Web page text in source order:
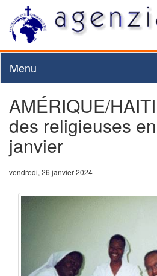
Menu
AMÉRIQUE/
des religieuses
janvier
vendredi, 26 janvier 2024